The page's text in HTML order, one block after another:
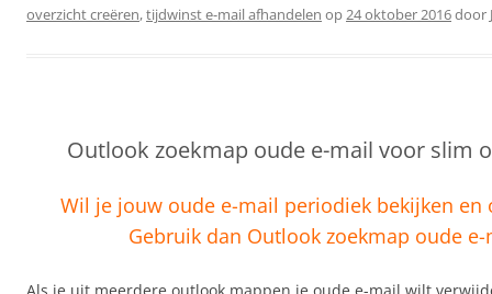
overzicht creëren,tijdwinst e-mail afhandelen op24 oktober 2016door
Outlook zoekmap oude e-mail voor slim
Wil je jouw oude e-mail periodiek bekijken en
Gebruik dan Outlook zoekmap oude